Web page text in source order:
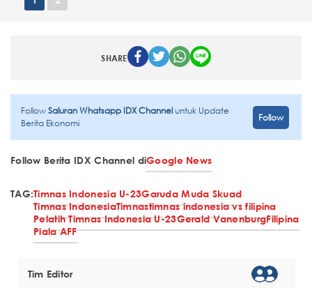
SHARE
FollowSaluran Whatsapp IDX Channeluntuk Update
Berita Ekonomi
Follow
Follow Berita IDX Channel diGoogle News
TAG:Timnas Indonesia U-23Garuda Muda Skuad
Timnas IndonesiaTimnastimnas indonesia vs filipina
Pelatih Timnas Indonesia U-23Gerald VanenburgFilipina
Piala AFF
Tim Editor